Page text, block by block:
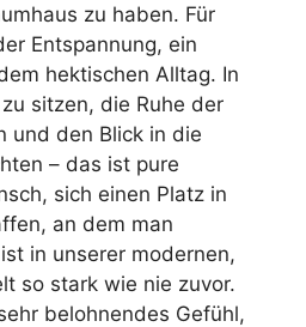
zu haben. Für
Entspannung, ein
hektischen Alltag. In
sitzen, die Ruhe der
und den Blick in die
– das ist pure
sich einen Platz in
an dem man
in unserer modernen,
so stark wie nie zuvor.
belohnendes Gefühl,